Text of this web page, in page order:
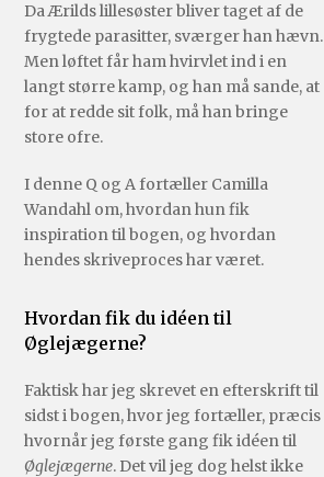
Da Ærilds lillesøster bliver taget af de
frygtede parasitter, sværger han hævn.
Men løftet får ham hvirvlet ind i en
langt større kamp, og han må sande, at
for at redde sit folk, må han bringe
store ofre.
I denne Q og A fortæller Camilla
Wandahl om, hvordan hun fik
inspiration til bogen, og hvordan
hendes skriveproces har været.
Hvordan fik du idéen til
Øglejægerne?
Faktisk har jeg skrevet en efterskrift til
sidst i bogen, hvor jeg fortæller, præcis
hvornår jeg første gang fik idéen til
Øglejægerne. Det vil jeg dog helst ikke